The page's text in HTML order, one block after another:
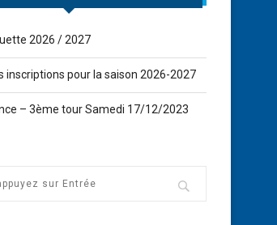
2026 / 2027
inscriptions pour la saison 2026-2027
– 3ème tour Samedi 17/12/2023